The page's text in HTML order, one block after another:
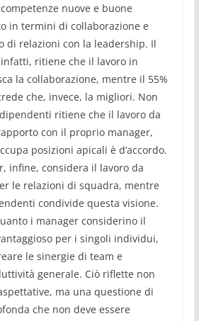
nuove e buone
in termini di collaborazione e
di relazioni con la leadership. Il
ritiene che il lavoro in
la collaborazione, mentre il 55%
che, invece, la migliori. Non
ritiene che il lavoro da
con il proprio manager,
posizioni apicali è d’accordo.
infine, considera il lavoro da
le relazioni di squadra, mentre
condivide questa visione.
i manager considerino il
per i singoli individui,
le sinergie di team e
generale. Ciò riflette non
ma una questione di
che non deve essere